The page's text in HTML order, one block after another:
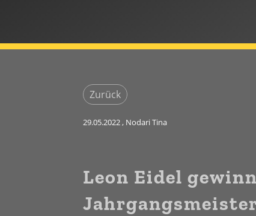
Zurück
29.05.2022, Nodari Tina
Leon Eidel